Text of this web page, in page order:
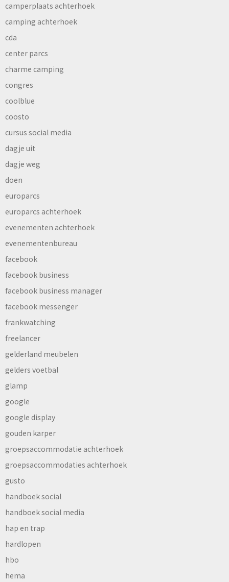
camperplaats achterhoek
camping achterhoek
cda
center parcs
charme camping
congres
coolblue
coosto
cursus social media
dagje uit
dagje weg
doen
europarcs
europarcs achterhoek
evenementen achterhoek
evenementenbureau
facebook
facebook business
facebook business manager
facebook messenger
frankwatching
freelancer
gelderland meubelen
gelders voetbal
glamp
google
google display
gouden karper
groepsaccommodatie achterhoek
groepsaccommodaties achterhoek
gusto
handboek social
handboek social media
hap en trap
hardlopen
hbo
hema